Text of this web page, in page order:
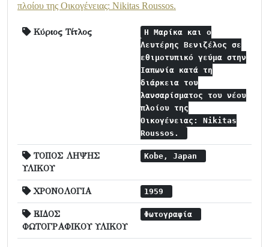
πλοίου της Οικογένειας: Nikitas Roussos.
Κύριος Τίτλος
Η Μαρίκα και ο
Λευτέρης Βενιζέλος σε
εθιμοτυπικό γεύμα στην
Ιαπωνία κατά τη
διάρκεια του
λανσαρίσματος του νέου
πλοίου της
Οικογένειας: Nikitas
Roussos.
ΤΟΠΟΣ ΛΗΨΗΣ
ΥΛΙΚΟΥ
Kobe, Japan
ΧΡΟΝΟΛΟΓΙΑ 1959
ΕΙΔΟΣ
ΦΩΤΟΓΡΑΦΙΚΟΥ ΥΛΙΚΟΥ
Φωτογραφία